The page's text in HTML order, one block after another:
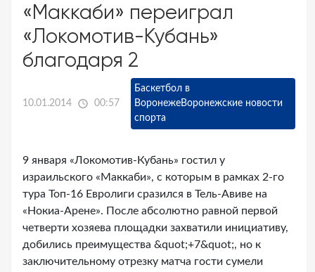
«Маккаби» переиграл
«Локомотив-Кубань»
благодаря 2
10.01.2014 00:57
Баскетбол в
ВоронежеВоронежские новости
спорта
9 января «Локомотив-Кубань» гостил у
израильского «Маккаби», с которым в рамках 2-го
тура Топ-16 Евролиги сразился в Тель-Авиве на
«Нокиа-Арене». После абсолютно равной первой
четверти хозяева площадки захватили инициативу,
добились преимущества &quot;+7&quot;, но к
заключительному отрезку матча гости сумели